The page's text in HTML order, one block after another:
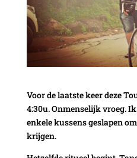
Voor de laatste keer deze
4:30u. Onmenselijk vroeg.
enkele kussens geslapen
krijgen.